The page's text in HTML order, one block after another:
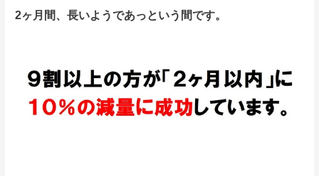
2ヶ月間、長いようであっという間です。